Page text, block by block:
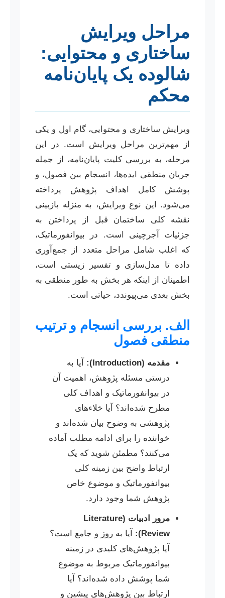
مراحل ویرایش
ساختاری و محتوایی:
شالوده یک پایان‌نامه
محکم
ویرایش ساختاری و محتوایی، گام اول و یکی
از مهم‌ترین مراحل ویرایش است. در این
مرحله، به بررسی کلیت پایان‌نامه، از جمله
جریان منطقی ایده‌ها، انسجام بین فصول، و
پوشش کامل اهداف پژوهش پرداخته
می‌شود. این نوع ویرایش، به منزله بازبینی
نقشه کلی ساختمان قبل از پرداختن به
جزئیات آجرچینی است. در بیوانفورماتیک،
که اغلب شامل مراحل متعدد از جمع‌آوری
داده تا مدل‌سازی و تفسیر زیستی است،
اطمینان از اینکه هر بخش به طور منطقی به
بخش بعدی می‌پیوندد، حیاتی است.
الف. بررسی انسجام و ترتیب
منطقی فصول
مقدمه (Introduction):
آیا به
درستی مسئله پژوهش، اهمیت آن
در بیوانفورماتیک و اهداف کلی
مطرح شده‌اند؟ آیا خلاءهای
پژوهشی به وضوح بیان شده‌اند و
خواننده را برای ادامه مطلب آماده
می‌کنند؟ مطمئن شوید که یک
ارتباط واضح بین زمینه کلی
بیوانفورماتیک و موضوع خاص
پژوهش شما وجود دارد.
مرور ادبیات (Literature
Review):
آیا به روز و جامع است؟
آیا پژوهش‌های کلیدی در زمینه
بیوانفورماتیک مربوط به موضوع
شما پوشش داده شده‌اند؟ آیا
ارتباط بین پژوهش‌های پیشین و